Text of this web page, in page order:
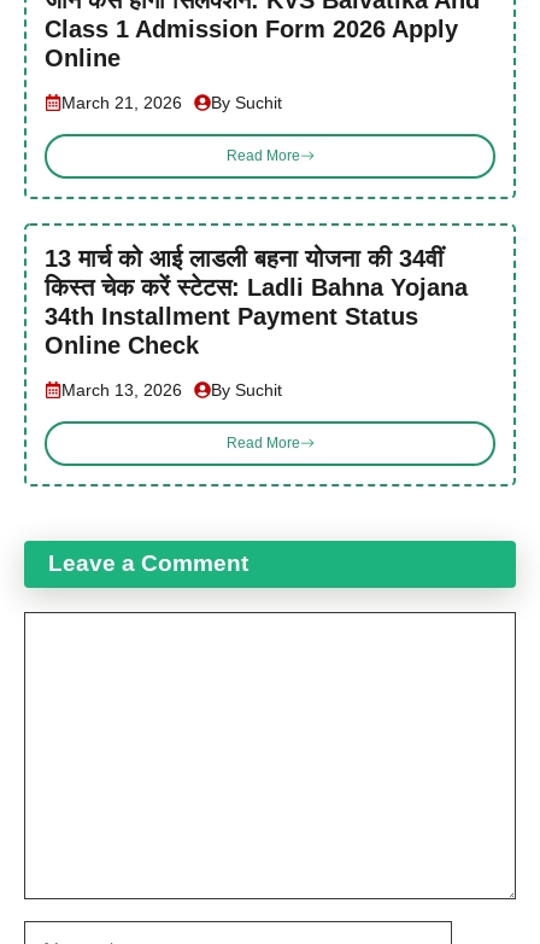
Class 1 Admission Form 2026 Apply
Online
March 21, 2026 By Suchit
Read More
13 मार्च को आई लाडली बहना योजना की 34वीं
किस्त चेक करें स्टेटस: Ladli Bahna Yojana
34th Installment Payment Status
Online Check
March 13, 2026 By Suchit
Read More
Leave a Comment